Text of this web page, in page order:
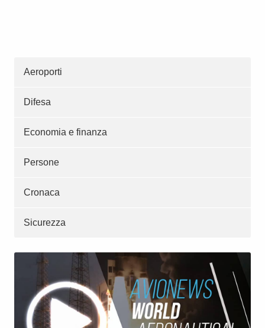
Aeroporti
Difesa
Economia e finanza
Persone
Cronaca
Sicurezza